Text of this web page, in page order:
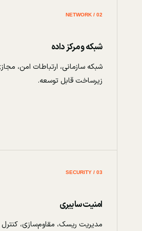
02 / NETWORK
شبکه و مرکز داده
شبکه سازمانی، ارتباطات امن،
زیرساخت قابل توسعه.
03 / SECURITY
امنیت سایبری
مدیریت ریسک، مقاوم‌سازی،